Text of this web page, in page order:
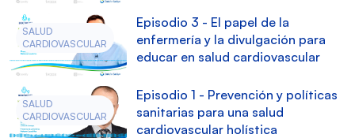
SALUD
CARDIOVASCULAR
Episodio 3 - El papel de la
enfermería y la divulgación para
educar en salud cardiovascular
SALUD
CARDIOVASCULAR
Episodio 1 - Prevención y políticas
sanitarias para una salud
cardiovascular holística